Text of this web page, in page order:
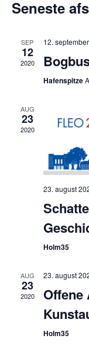
dato.
Seneste
SEP
12
2020
12.
Hafenspitze
AUG
23
2020
23. august
Holm35
AUG
23
2020
23. august
Offene
Holm35